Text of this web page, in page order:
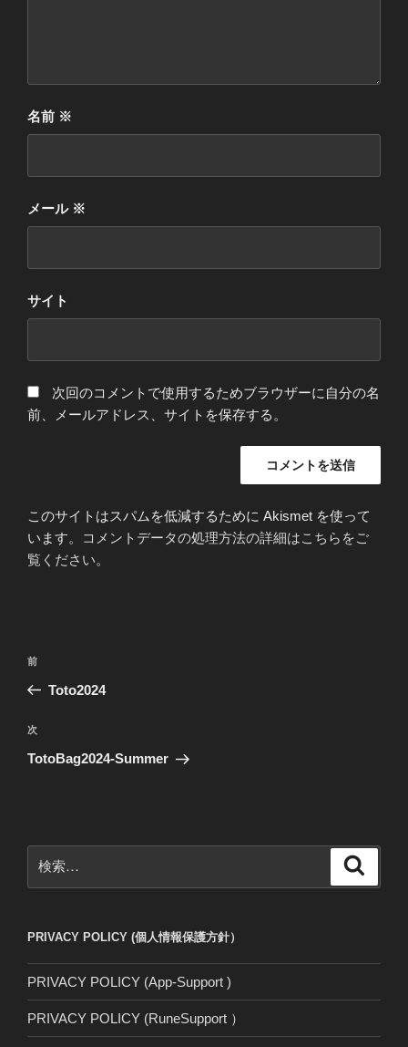
名前 ※
メール ※
サイト
次回のコメントで使用するためブラウザーに自分の名
前、メールアドレス、サイトを保存する。
このサイトはスパムを低減するために Akismet を使って
います。
コメントデータの処理方法の詳細はこちらをご
覧ください。
投
ビ
ゲ
ン
前
の
稿
前
Toto2024
次
の
次
TotoBag2024-Summer
索:
PRIVACY POLICY (個人情報保護方針）
PRIVACY POLICY (App-Support )
PRIVACY POLICY (RuneSupport ）